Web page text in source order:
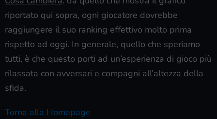
riportato qui sopra, ogni giocatore dovrebbe
raggiungere il suo ranking effettivo molto prima
rispetto ad oggi. In generale, quello che speriamo
tutti, è che questo porti ad un’esperienza di gioco più
rilassata con avversari e compagni all’altezza della
sfida.
Torna alla Homepage